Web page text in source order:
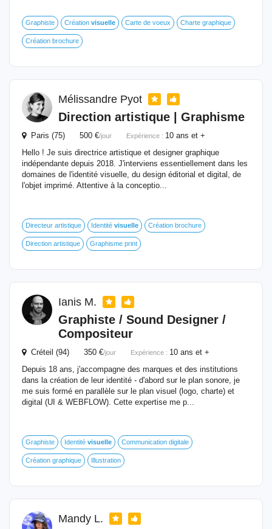
Graphiste Création visuelle Carte de voeux Charte graphique
Création brochure
Mélissandre Pyot
Direction artistique | Graphisme
Paris (75) 500 €/jour Expérience : 10 ans et +
Hello ! Je suis directrice artistique et designer graphique
indépendante depuis 2018. J'interviens essentiellement dans les
domaines de l'identité visuelle, du design éditorial et digital, de
l'objet imprimé. Attentive à la conceptio...
Directeur artistique Identité visuelle Création brochure
Direction artistique Graphisme print
Ianis M.
Graphiste / Sound Designer /
Compositeur
Créteil (94) 350 €/jour Expérience : 10 ans et +
Depuis 18 ans, j'accompagne des marques et des institutions
dans la création de leur identité - d'abord sur le plan sonore, je
me suis formé en parallèle sur le plan visuel (logo, charte) et
digital (UI & WEBFLOW). Cette expertise me p...
Graphiste Identité visuelle Communication digitale
Création graphique Illustration
Mandy L.